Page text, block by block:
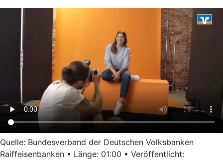
Quelle: Bundesverband der Deutschen Volksbanken
Raiffeisenbanken • Länge: 01:00 • Veröffentlicht: